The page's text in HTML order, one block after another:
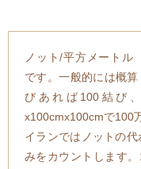
ノット/平方メートル
です。一般的には概
びあれば100結び
x100cmx100cmで100
イランではノットの
みをカウントします